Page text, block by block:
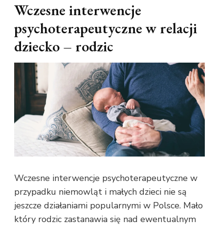
Wczesne interwencje
psychoterapeutyczne w relacji
dziecko – rodzic
Wczesne interwencje psychoterapeutyczne w
przypadku niemowląt i małych dzieci nie są
jeszcze działaniami popularnymi w Polsce. Mało
który rodzic zastanawia się nad ewentualnym